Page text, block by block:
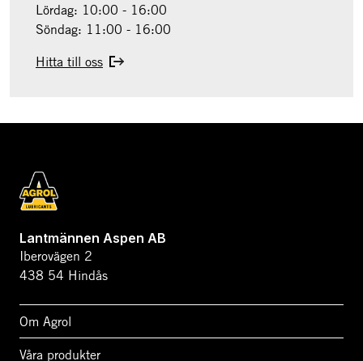
Lördag: 10:00 - 16:00
Söndag: 11:00 - 16:00
Hitta till oss
Lantmännen Aspen AB
Iberovägen 2
438 54 Hindås
Om Agrol
Våra produkter